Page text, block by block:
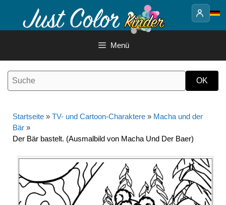
Inhalt
Menü
Startseite » TV- und Cartoon-Charaktere » Macha und der
Bär »
Der Bär bastelt. (Ausmalbild von Macha Und Der Baer)